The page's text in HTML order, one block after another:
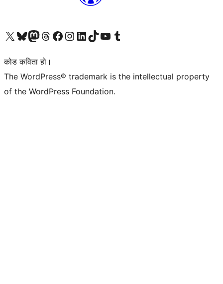
हाम्रो X (पहिले ट्विटर) खातामा जानुहोस्
हाम्रो Bluesky खाता भ्रमण गर्नुहोस्
हाम्रो म्यास्टोडन खाता भ्रमण गर्नुहोस्
हाम्रो थ्रेड्स खातामा जानुहोस्
हाम्रो फेसबुक पेजमा जानुहोस्
हाम्रो इन्स्टाग्राम खातामा जानुहोस्
हाम्रो लिङ्क्डइन खातामा जानुहोस्
हाम्रो TikTok खाता भ्रमण गर्नुहोस्
हाम्रो युट्युब च्यानलमा जानुहोस्
हाम्रो टम्बलर खाता भ्रमण गर्नुहोस्
कोड कविता हो।
The WordPress® trademark is the intellectual property
of the WordPress Foundation.